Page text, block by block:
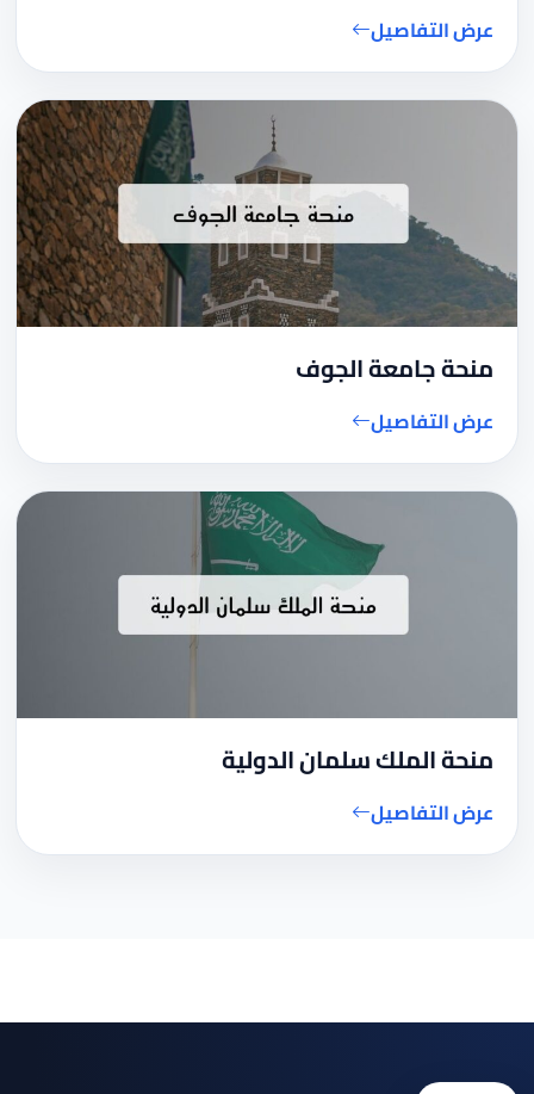
عرض التفاصيل
منحة جامعة الجوف
عرض التفاصيل
منحة الملك سلمان الدولية
عرض التفاصيل